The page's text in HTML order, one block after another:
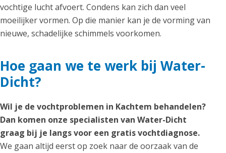
vochtige lucht afvoert. Condens kan zich dan veel
moeilijker vormen. Op die manier kan je de vorming van
nieuwe, schadelijke schimmels voorkomen.
Hoe gaan we te werk bij Water-
Dicht?
Wil je de vochtproblemen in Kachtem behandelen?
Dan komen onze specialisten van Water-Dicht
graag bij je langs voor een gratis vochtdiagnose.
We gaan altijd eerst op zoek naar de oorzaak van de